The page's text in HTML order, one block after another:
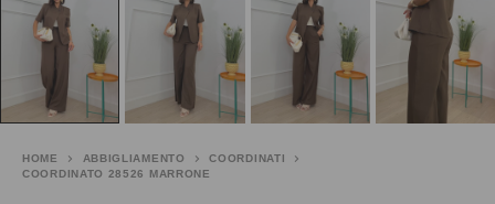
HOME ABBIGLIAMENTO
COORDINATI
COORDINATO 28526 MARRONE